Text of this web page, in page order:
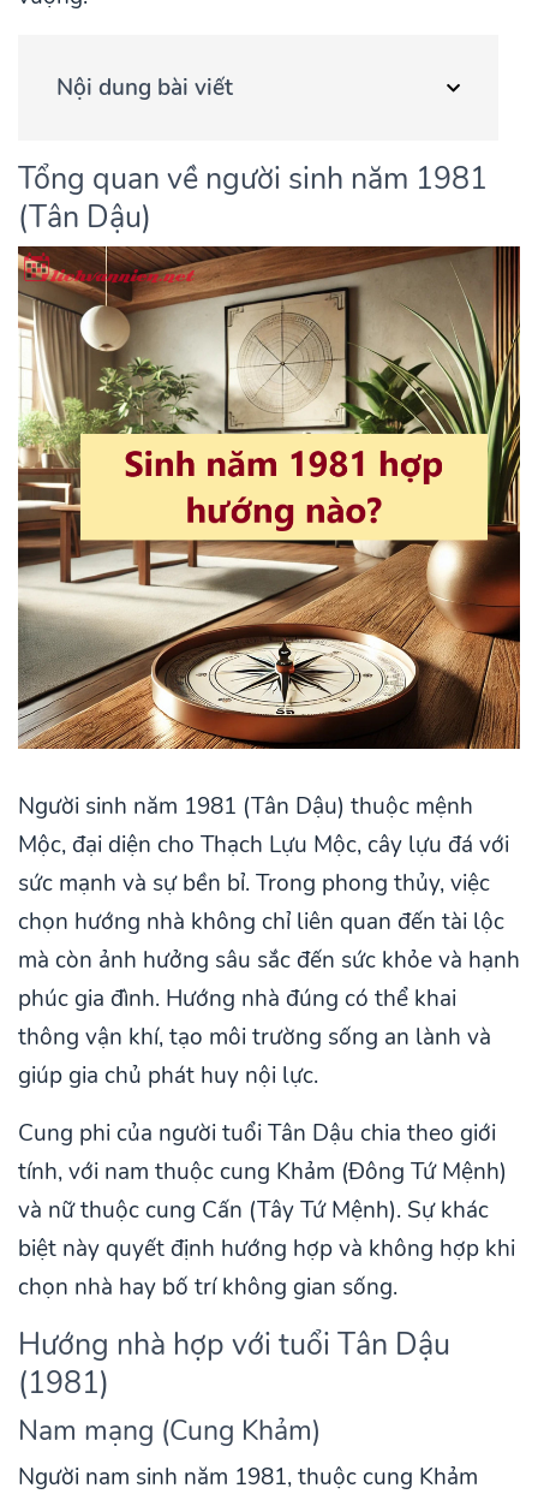
Nội dung bài viết
Tổng quan về người sinh năm 1981
(Tân Dậu)
Người sinh năm 1981 (Tân Dậu) thuộc mệnh
Mộc, đại diện cho Thạch Lựu Mộc, cây lựu đá với
sức mạnh và sự bền bỉ. Trong phong thủy, việc
chọn hướng nhà không chỉ liên quan đến tài lộc
mà còn ảnh hưởng sâu sắc đến sức khỏe và hạnh
phúc gia đình. Hướng nhà đúng có thể khai
thông vận khí, tạo môi trường sống an lành và
giúp gia chủ phát huy nội lực.
Cung phi của người tuổi Tân Dậu chia theo giới
tính, với nam thuộc cung Khảm (Đông Tứ Mệnh)
và nữ thuộc cung Cấn (Tây Tứ Mệnh). Sự khác
biệt này quyết định hướng hợp và không hợp khi
chọn nhà hay bố trí không gian sống.
Hướng nhà hợp với tuổi Tân Dậu
(1981)
Nam mạng (Cung Khảm)
Người nam sinh năm 1981, thuộc cung Khảm